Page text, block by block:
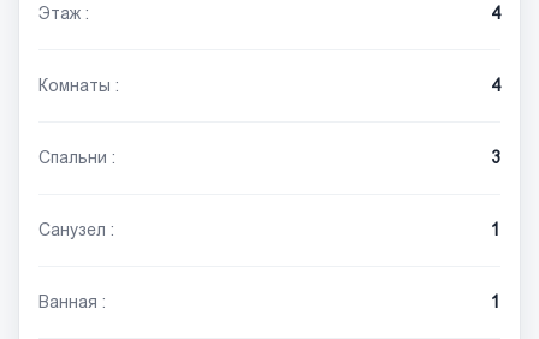
Этаж : 4
Комнаты : 4
Спальни : 3
Санузел : 1
Ванная : 1